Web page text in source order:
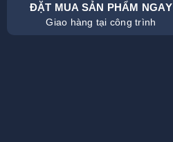
ĐẶT MUA SẢN PHẨM NGAY
Giao hàng tại công trình